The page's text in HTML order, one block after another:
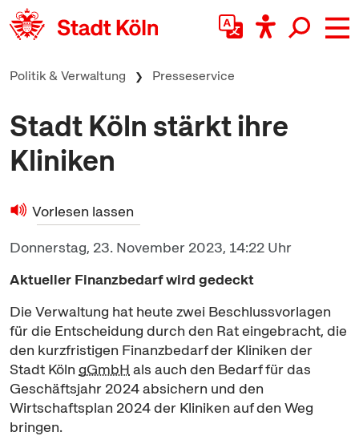
zum Inhalt springen
Politik & Verwaltung Presseservice
Stadt Köln stärkt ihre
Kliniken
Vorlesen lassen
Donnerstag, 23. November 2023, 14:22 Uhr
Aktueller Finanzbedarf wird gedeckt
Die Verwaltung hat heute zwei Beschlussvorlagen
für die Entscheidung durch den Rat eingebracht, die
den kurzfristigen Finanzbedarf der Kliniken der
Stadt Köln gGmbH als auch den Bedarf für das
Geschäftsjahr 2024 absichern und den
Wirtschaftsplan 2024 der Kliniken auf den Weg
bringen.